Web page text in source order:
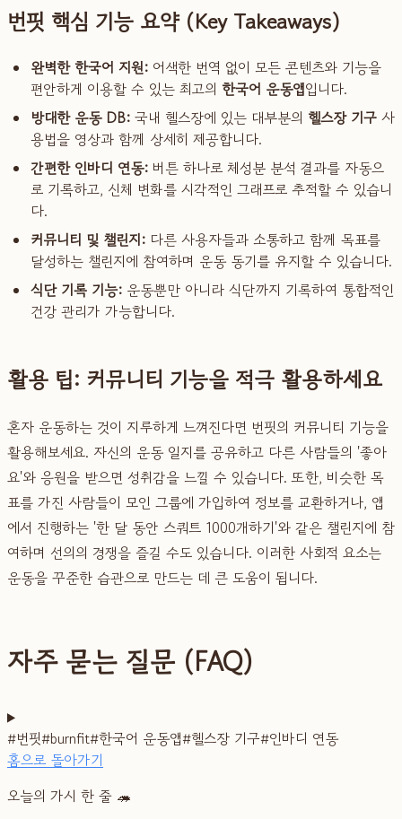
번핏 핵심 기능 요약 (Key Takeaways)
완벽한 한국어 지원: 어색한 번역 없이 모든 콘텐츠와 기능을
편안하게 이용할 수 있는 최고의 한국어 운동앱입니다.
방대한 운동 DB: 국내 헬스장에 있는 대부분의 헬스장 기구 사
용법을 영상과 함께 상세히 제공합니다.
간편한 인바디 연동: 버튼 하나로 체성분 분석 결과를 자동으
로 기록하고, 신체 변화를 시각적인 그래프로 추적할 수 있습니
다.
커뮤니티 및 챌린지: 다른 사용자들과 소통하고 함께 목표를
달성하는 챌린지에 참여하며 운동 동기를 유지할 수 있습니다.
식단 기록 기능: 운동뿐만 아니라 식단까지 기록하여 통합적인
건강 관리가 가능합니다.
활용 팁: 커뮤니티 기능을 적극 활용하세요
혼자 운동하는 것이 지루하게 느껴진다면 번핏의 커뮤니티 기능을
활용해보세요. 자신의 운동 일지를 공유하고 다른 사람들의 '좋아
요'와 응원을 받으면 성취감을 느낄 수 있습니다. 또한, 비슷한 목
표를 가진 사람들이 모인 그룹에 가입하여 정보를 교환하거나, 앱
에서 진행하는 '한 달 동안 스쿼트 1000개하기'와 같은 챌린지에 참
여하며 선의의 경쟁을 즐길 수도 있습니다. 이러한 사회적 요소는
운동을 꾸준한 습관으로 만드는 데 큰 도움이 됩니다.
자주 묻는 질문 (FAQ)
#번핏#burnfit#한국어 운동앱#헬스장 기구#인바디 연동
홈으로 돌아가기
오늘의 가시 한 줄 🦔